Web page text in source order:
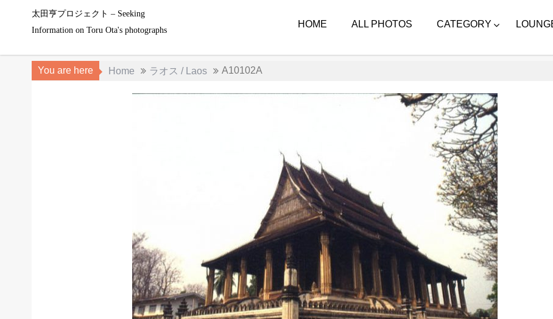
太田亨プロジェクト – Seeking
Information on Toru Ota's photographs
HOME ALL PHOTOS CATEGORY
You are here Home ラオス / Laos A10102A
ラオス / Laos